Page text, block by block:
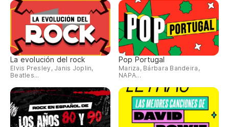
La evolución del rock
Elvis Presley, Janis Joplin,
Beatles...
Pop Portugal
Mariza, Bárbara Bandeira,
NAPA...